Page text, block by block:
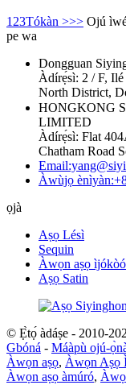
1 23Tókàn >>> Ojú
pe wa
Dongguan
Àdírẹ́sì: 2 / F,
North District,
HONGKONG
LIMITED
Àdírẹ́sì: Flat
Chatham Road
Àwùjọ
ọjà
Aṣọ Lésì
Sequin
Àwọn aṣọ ìjókòó
Aṣọ Satin
© Ẹ̀tọ́ àdáṣe - 2010-
Gbóná - Máàpù ojú-
Àwọn aṣọ, Àwọn Aṣọ
Àwọn aṣọ àmúró,